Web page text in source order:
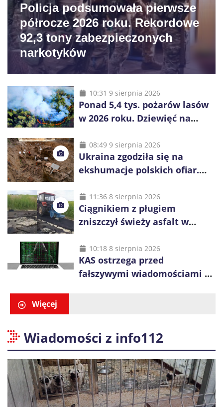
Policja podsumowała pierwsze
półrocze 2026 roku. Rekordowe
92,3 tony zabezpieczonych
narkotyków
10:31 9 sierpnia 2026
Ponad 5,4 tys. pożarów lasów
w 2026 roku. Dziewięć na
08:49 9 sierpnia 2026
Ukraina zgodziła się na
ekshumacje polskich ofiar.
i Ugły
11:36 8 sierpnia 2026
Ciągnikiem z pługiem
zniszczył świeży asfalt w
60-latka
10:18 8 sierpnia 2026
KAS ostrzega przed
fałszywymi wiadomościami o
Więcej
Wiadomości z info112